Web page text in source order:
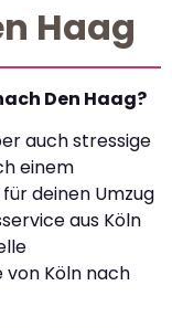
Haag
Den Haag?
auch stressige
einem
deinen Umzug
aus Köln
von Köln nach